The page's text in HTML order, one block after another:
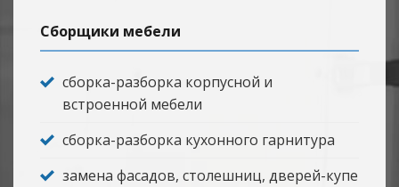
Сборщики мебели
сборка-разборка корпусной и
встроенной мебели
сборка-разборка кухонного гарнитура
замена фасадов, столешниц, дверей-купе